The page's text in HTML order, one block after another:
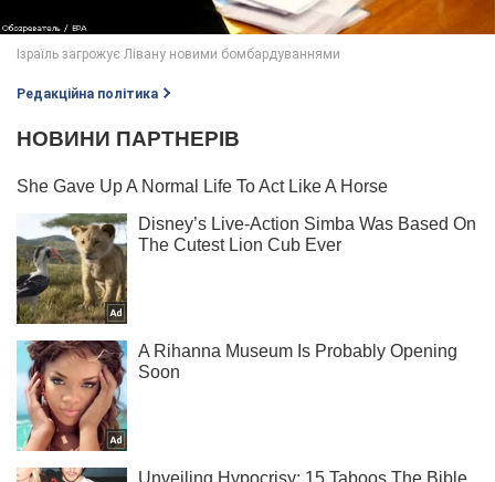
Редакційна політика